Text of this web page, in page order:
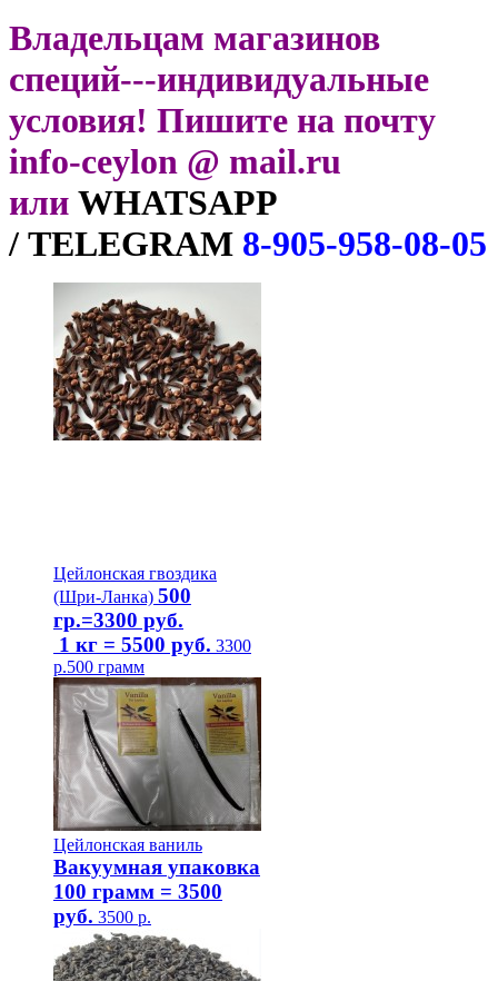
Владельцам магазинов
специй---индивидуальные
условия! Пишите на почту
info-ceylon @ mail.ru
или WHATSAPP
/ TELEGRAM 8-905-958-08-05
Цейлонская гвоздика
(Шри-Ланка) 500
гр.=3300 руб.
1 кг = 5500 руб. 3300
р.500 грамм
Цейлонская ваниль
Вакуумная упаковка
100 грамм = 3500
руб. 3500 р.